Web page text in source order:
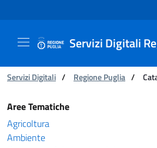
Servizi Digitali
Ti trovi in:
Servizi Digitali / Regione Puglia /
Catalogo bandi - Servizi
Aree Tematiche
Agricoltura
Ambiente